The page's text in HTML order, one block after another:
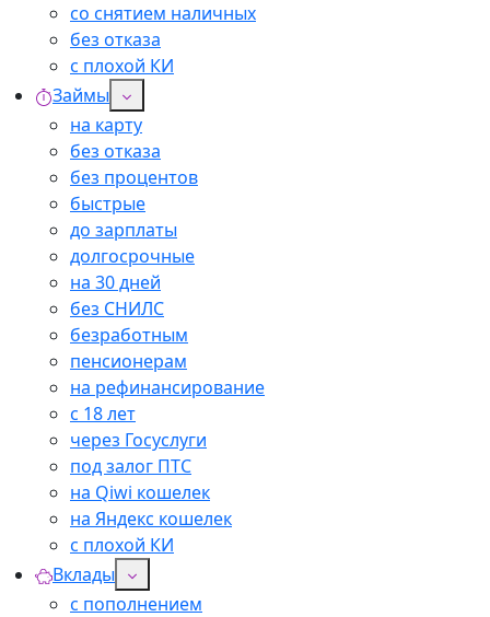
со снятием наличных
без отказа
с плохой КИ
Займы
на карту
без отказа
без процентов
быстрые
до зарплаты
долгосрочные
на 30 дней
без СНИЛС
безработным
пенсионерам
на рефинансирование
с 18 лет
через Госуслуги
под залог ПТС
на Qiwi кошелек
на Яндекс кошелек
с плохой КИ
Вклады
с пополнением